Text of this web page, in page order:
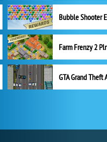
GTA Grand Theft